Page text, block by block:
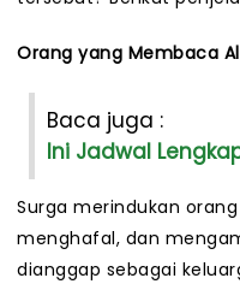
Orang yang Membaca
Baca juga :
Ini Jadwal
Surga merindukan
menghafal, dan
dianggap sebagai